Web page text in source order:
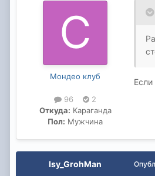
Мондео клуб
96
2
Откуда: Караганда
Пол: Мужчина
Isy_GrohMan